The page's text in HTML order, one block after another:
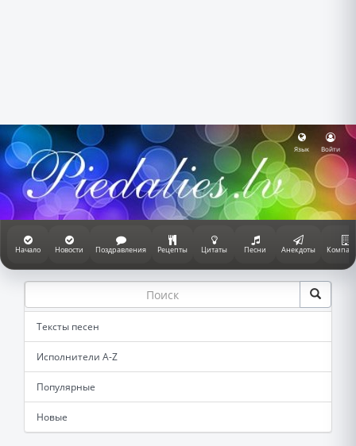
Язык Войти
Начало Новости Поздравления Рецепты Цитаты Песни Анекдоты
Тексты песен
Исполнители A-Z
Популярные
Новые